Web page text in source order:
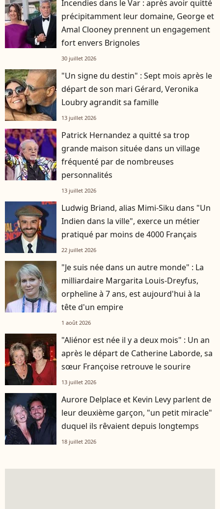
Incendies dans le Var : après avoir quitté
précipitamment leur domaine, George et
Amal Clooney prennent un engagement
fort envers Brignoles
30 juillet 2026
"Un signe du destin" : Sept mois après le
départ de son mari Gérard, Veronika
Loubry agrandit sa famille
13 juillet 2026
Patrick Hernandez a quitté sa trop
grande maison située dans un village
fréquenté par de nombreuses
personnalités
13 juillet 2026
Ludwig Briand, alias Mimi-Siku dans "Un
Indien dans la ville", exerce un métier
pratiqué par moins de 4000 Français
22 juillet 2026
"Je suis née dans un autre monde" : La
milliardaire Margarita Louis-Dreyfus,
orpheline à 7 ans, est aujourd'hui à la
tête d'un empire
1 août 2026
"Aliénor est née il y a deux mois" : Un an
après le départ de Catherine Laborde, sa
sœur Françoise retrouve le sourire
13 juillet 2026
Aurore Delplace et Kevin Levy parlent de
leur deuxième garçon, "un petit miracle"
duquel ils rêvaient depuis longtemps
18 juillet 2026